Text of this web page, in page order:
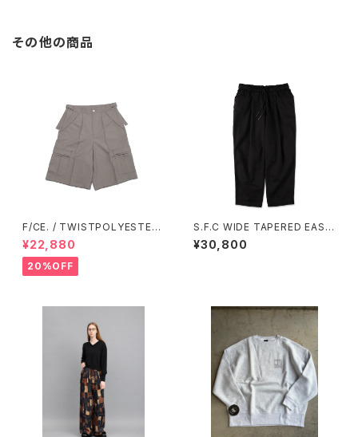
その他の商品
F/CE. / TWISTPOLYESTER
WIDE SHORTS
¥22,880
20%OFF
S.F.C WIDE TAPERED EASY
PANTS Black【SFCSS26P0
4】
¥30,800